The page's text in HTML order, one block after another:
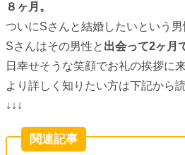
８ヶ月。
ついにSさんと結婚したいという男
Sさんはその男性と 出会って2ヶ月
日幸せそうな笑顔でお礼の挨拶に
より詳しく知りたい方は下記から
↓↓↓